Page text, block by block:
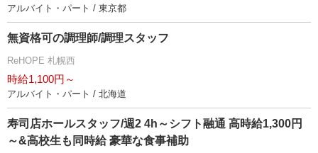
アルバイト・パート / 東京都
無資格可の調理師/調理スタッフ
ReHOPE 札幌西
時給1,100円～
アルバイト・パート / 北海道
寿司店ホールスタッフ/週2 4h～シフト融通 高時給1,300円
～&高校生も同時給 豪華な食事補助